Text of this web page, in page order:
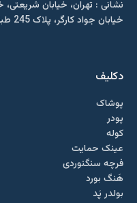
نشانی : تهران، خیابان شریعتی،
خیابان جواد کارگر، پلاک 245 طبقه چهارم واحد 17
دکلیف​
پوشاک
پودر
کوله
عینک حمایت
فرچه سنگنوردی
هَنگ بورد
بولدر پَد